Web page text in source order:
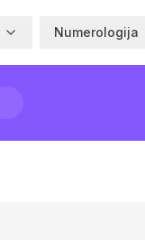
Numerologija